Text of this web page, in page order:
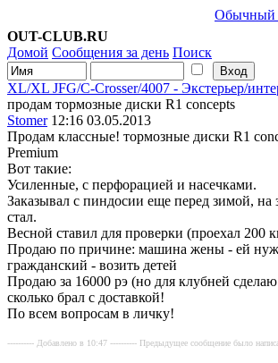
Обычный
OUT-CLUB.RU
Домой Сообщения за день Поиск
XL/XL JFG/C-Crosser/4007 - Экстерьер/
продам тормозные диски R1 concepts
Stomer12:16 03.05.2013
Продам классные! тормозные диски R1
Premium
Вот такие:
Усиленные, с перфорацией и насечками.
Заказывал с пиндосии еще перед зимой, на
стал.
Весной ставил для проверки (проехал 200
Продаю по причине: машина жены - ей
гражданский - возить детей
Продаю за 16000 рэ (но для клубней сделаю
сколько брал с доставкой!
По всем вопросам в личку!
---------- Добавлено в 10:47 ---------- Предыдущее сообщение было